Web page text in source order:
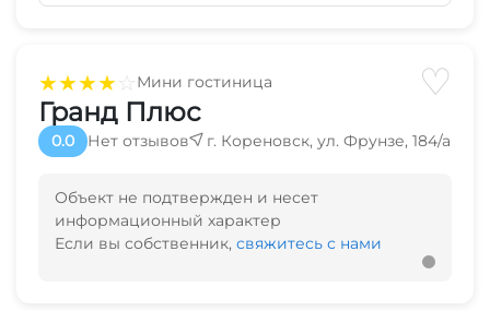
★★★★☆Мини гостиница ♡
Гранд Плюс
0.0 Нет отзывов г. Кореновск, ул. Фрунзе, 184/а
Объект не подтвержден и несет
информационный характер
Если вы собственник, свяжитесь с нами